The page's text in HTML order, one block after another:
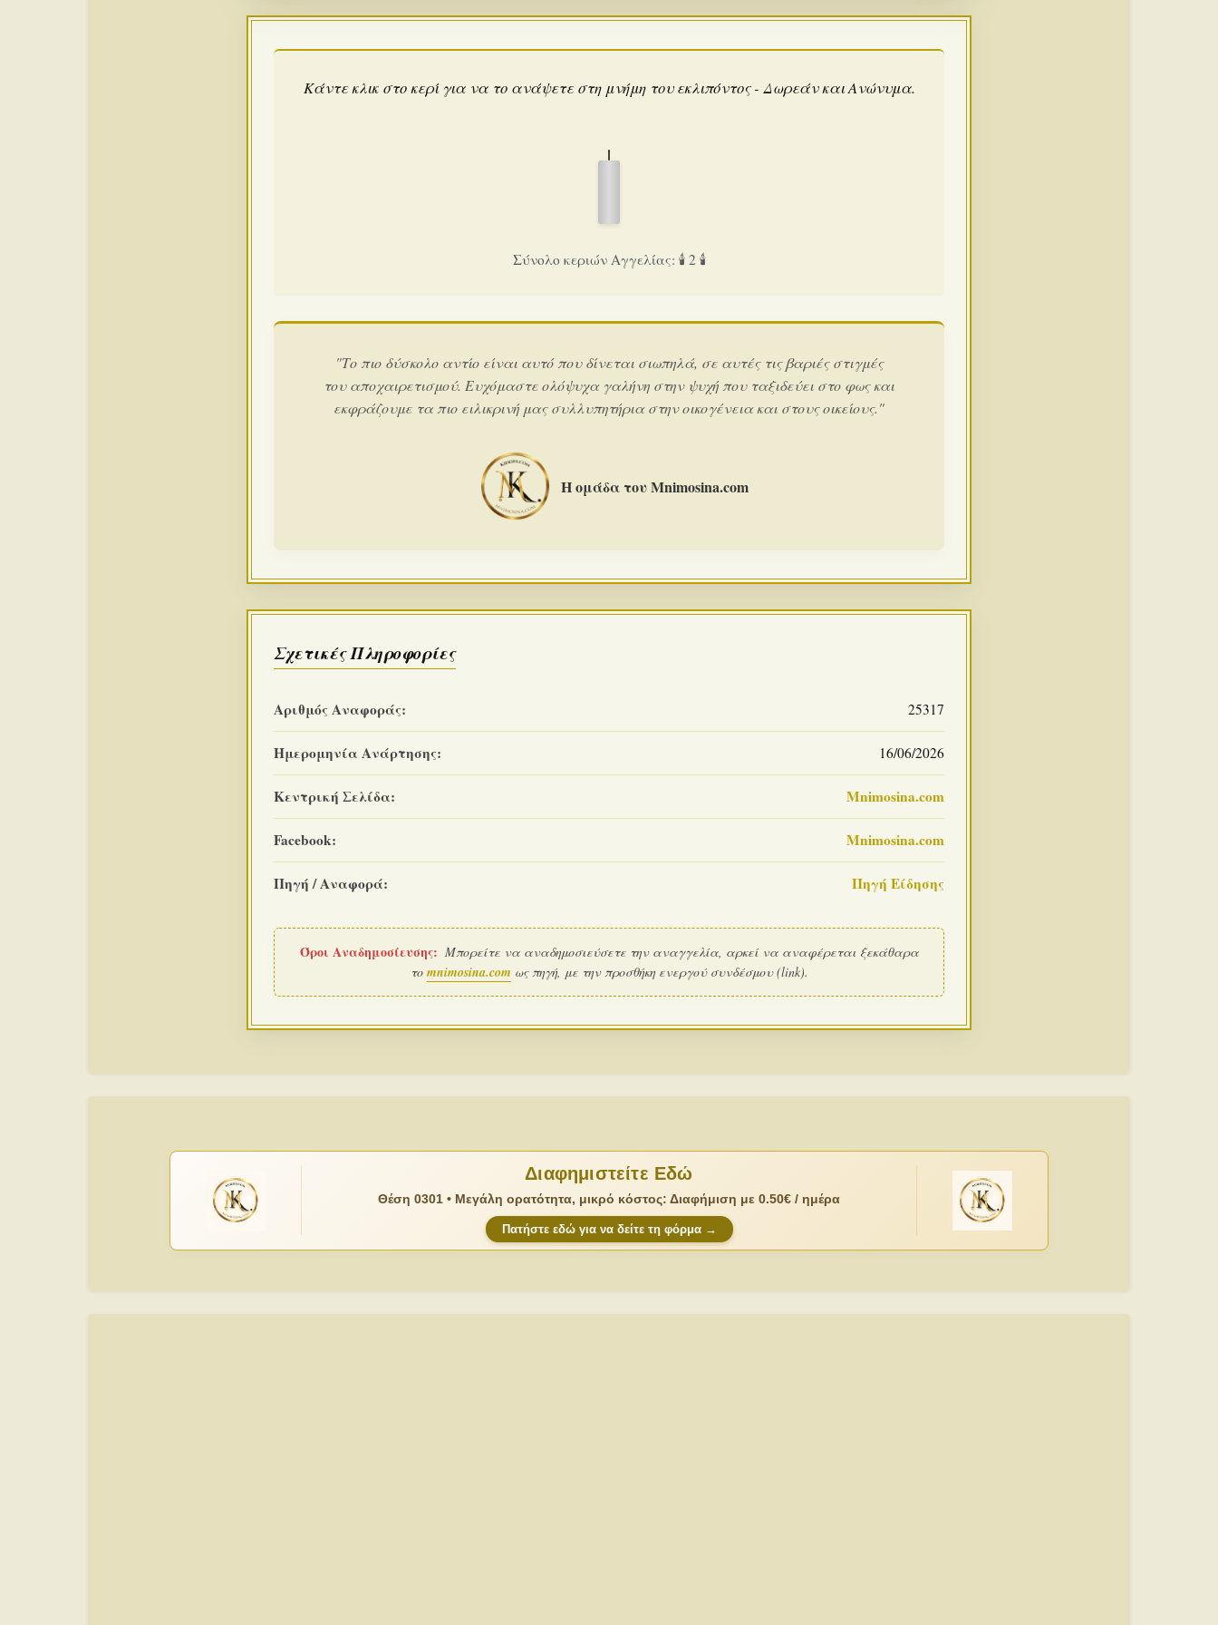
Κάντε κλικ στο κερί για να το ανάψετε στη μνήμη του εκλιπόντος - Δωρεάν και Ανώνυμα.
Σύνολο κεριών Αγγελίας: 🕯️ 2 🕯️
"Το πιο δύσκολο αντίο είναι αυτό που δίνεται σιωπηλά, σε αυτές τις βαριές στιγμές
του αποχαιρετισμού. Ευχόμαστε ολόψυχα γαλήνη στην ψυχή που ταξιδεύει στο φως και
εκφράζουμε τα πιο ειλικρινή μας συλλυπητήρια στην οικογένεια και στους οικείους."
Η ομάδα του Mnimosina.com
Σχετικές Πληροφορίες
Αριθμός Αναφοράς: 25317
Ημερομηνία Ανάρτησης: 16/06/2026
Κεντρική Σελίδα: Mnimosina.com
Facebook: Mnimosina.com
Πηγή / Αναφορά: Πηγή Είδησης
Όροι Αναδημοσίευσης: Μπορείτε να αναδημοσιεύσετε την αναγγελία, αρκεί να αναφέρεται ξεκάθαρα
το mnimosina.com ως πηγή, με την προσθήκη ενεργού συνδέσμου (link).
Διαφημιστείτε Εδώ
Θέση 0301 • Μεγάλη ορατότητα, μικρό κόστος: Διαφήμιση με 0.50€ / ημέρα
Πατήστε εδώ για να δείτε τη φόρμα →